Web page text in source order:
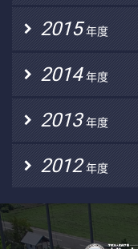
2015 年度
2014 年度
2013 年度
2012 年度